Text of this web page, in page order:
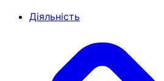
Діяльність